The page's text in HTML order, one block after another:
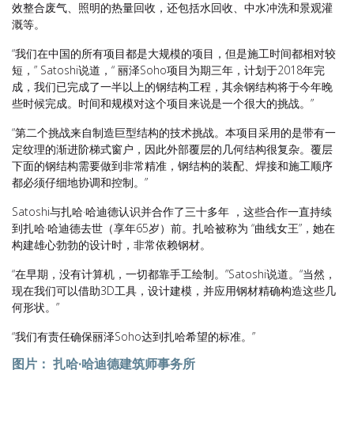
效整合废气、照明的热量回收，还包括水回收、中水冲洗和景观灌
溉等。
“我们在中国的所有项目都是大规模的项目，但是施工时间都相对较
短，” Satoshi说道，“ 丽泽Soho项目为期三年，计划于2018年完
成，我们已完成了一半以上的钢结构工程，其余钢结构将于今年晚
些时候完成。时间和规模对这个项目来说是一个很大的挑战。”
“第二个挑战来自制造巨型结构的技术挑战。本项目采用的是带有一
定纹理的渐进阶梯式窗户，因此外部覆层的几何结构很复杂。覆层
下面的钢结构需要做到非常精准，钢结构的装配、焊接和施工顺序
都必须仔细地协调和控制。”
Satoshi与扎哈·哈迪德认识并合作了三十多年 ，这些合作一直持续
到扎哈·哈迪德去世（享年65岁）前。扎哈被称为 “曲线女王”，她在
构建雄心勃勃的设计时，非常依赖钢材。
“在早期，没有计算机，一切都靠手工绘制。”Satoshi说道。“当然，
现在我们可以借助3D工具，设计建模，并应用钢材精确构造这些几
何形状。”
“我们有责任确保丽泽Soho达到扎哈希望的标准。”
图片： 扎哈·哈迪德建筑师事务所